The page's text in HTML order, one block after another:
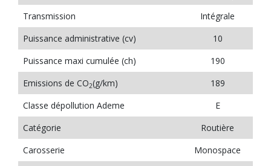
Transmission
Intégrale
Puissance administrative (cv)
10
Puissance maxi cumulée (ch)
190
Emissions de CO2(g/km)
189
Classe dépollution Ademe
E
Catégorie
Routière
Carosserie
Monospace